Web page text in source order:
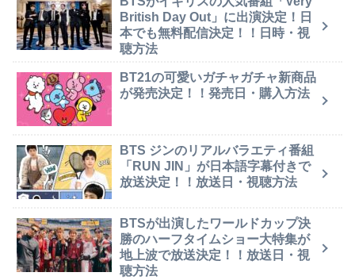
British Day Out」に出演決定！日
本でも無料配信決定！！日時・視
聴方法
BT21の可愛いガチャガチャ新商品
が発売決定！！発売日・購入方法
BTS ジンのリアルバラエティ番組
「RUN JIN」が日本語字幕付きで
放送決定！！放送日・視聴方法
BTSが出演したワールドカップ決
勝のハーフタイムショー大特集が
地上波で放送決定！！放送日・視
聴方法